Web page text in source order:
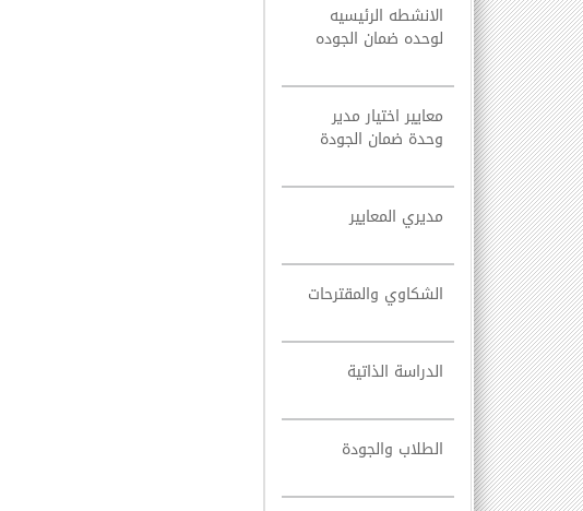
الانشطه الرئيسيه
لوحده ضمان الجوده
معايير اختيار مدير
وحدة ضمان الجودة
مديري المعايير
الشكاوي والمقترحات
الدراسة الذاتية
الطلاب والجودة